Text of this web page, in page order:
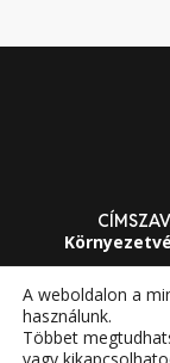
Megújuló
A weboldalon a
használunk.
Többet